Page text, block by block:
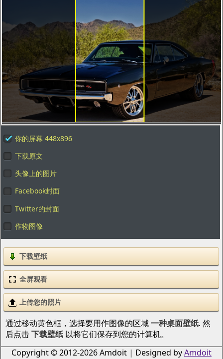
你的屏幕 448x896
下载原文
头像上的图片
Facebook封面
Twitter的封面
作物图像
下载壁纸
全屏观看
上传您的照片
通过移动黄色框，选择要用作图像的区域一种桌面壁纸. 然
后点击下载壁纸以将它们保存到您的计算机。
Copyright © 2012-2026 Amdoit | Designed byAmdoit